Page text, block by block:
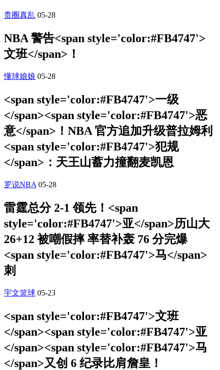
贵圈真乱 05-28
NBA 警告<span style='color:#FB4747'>
文班</span>！
懂球娘娘 05-28
<span style='color:#FB4747'>一级
</span><span style='color:#FB4747'>恶
意</span>！NBA 官方追加升级普拉姆利
<span style='color:#FB4747'>犯规
</span>：天王山蓄力撞翻麦凯恩
罗说NBA 05-28
雷霆总分 2-1 领先！<span
style='color:#FB4747'>亚</span>历山大
26+12 被嘲假摔 率替补轰 76 分完爆
<span style='color:#FB4747'>马</span>
刺
宇文篮球 05-23
<span style='color:#FB4747'>文班
</span><span style='color:#FB4747'>亚
</span><span style='color:#FB4747'>马
</span>又创 6 纪录比肩詹皇！